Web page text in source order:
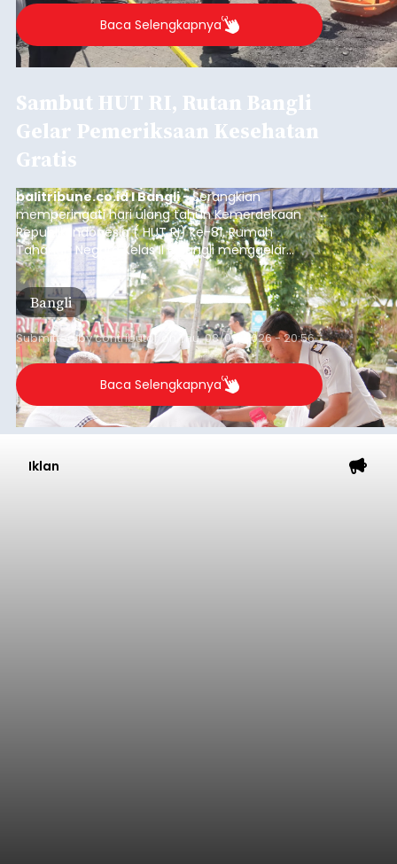
Baca Selengkapnya
Sambut HUT RI, Rutan Bangli
Gelar Pemeriksaan Kesehatan
Gratis
balitribune.co.id I Bangli -Serangkian
memperingati hari ulang tahun Kemerdekaan
Republik Indonesia ( HUT RI) ke-81, Rumah
Tahanan Negara Kelas II B Bangli menggelar
kegiatan pemeriksaan kesehatan gratis, Rabu
(6/8/2026).
Bangli
Submitted bycontributor Thu, 08/06/2026 - 20:56
Baca Selengkapnya
Iklan